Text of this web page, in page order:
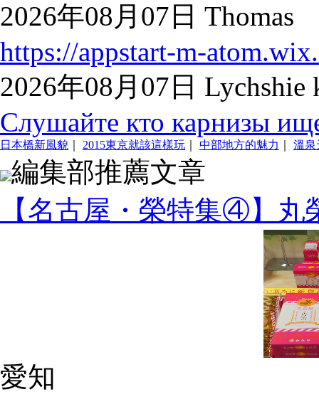
2026年08月07日 Thomas
https://appstart-m-
2026年08月07日 Lychshie
Слушайте кто карнизы
日本橋新風貌 2015東京就該這樣玩 中部地方的魅力 溫泉
編集部推薦文章
【名古屋・榮特集④】
愛知